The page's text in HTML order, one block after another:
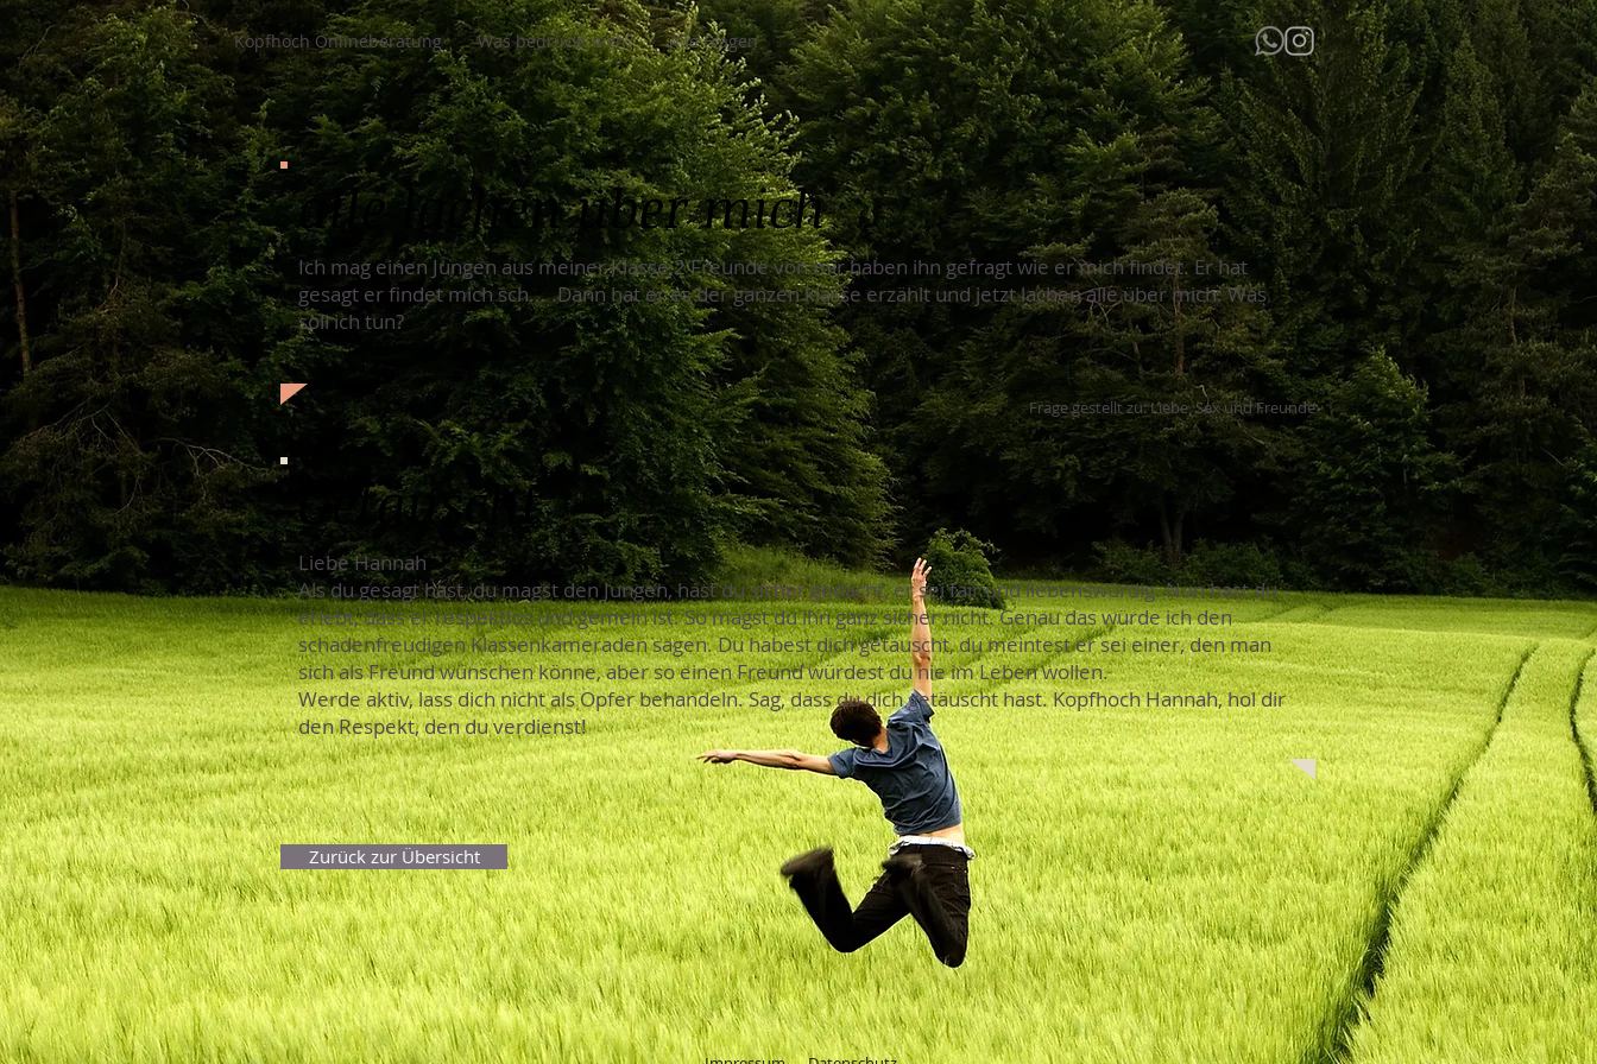
Kopfhoch Onlineberatung Was bedrückt dich? Alle Fragen
alle lachen über mich
Ich mag einen Jungen aus meiner Klasse,2 Freunde von mir haben ihn gefragt wie er mich findet. Er hat
gesagt er findet mich sch... .Dann hat er es der ganzen klasse erzählt und jetzt lachen alle über mich. Was
soll ich tun?
Frage gestellt zu: Liebe, Sex und Freunde
Getäuscht
Liebe Hannah
Als du gesagt hast, du magst den Jungen, hast du sicher gedacht, er sei fair und liebenswürdig. Nun hast du
erlebt, dass er respektlos und gemein ist. So magst du ihn ganz sicher nicht. Genau das würde ich den
schadenfreudigen Klassenkameraden sagen. Du habest dich getäuscht, du meintest er sei einer, den man
sich als Freund wünschen könne, aber so einen Freund würdest du nie im Leben wollen.
Werde aktiv, lass dich nicht als Opfer behandeln. Sag, dass du dich getäuscht hast. Kopfhoch Hannah, hol dir
den Respekt, den du verdienst!
Zurück zur Übersicht